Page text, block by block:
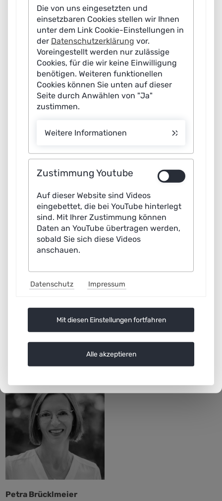
Coordination of WGIT Security, Privacy, Legal and
Ethical Framework
Lennart Schultz
Coordination of WGMobility and Intelligent
Systems
currently on leave
Petra Brücklmeier
Die von uns eingesetzten und
einsetzbaren Cookies stellen wir Ihnen
unter dem Link Cookie-Einstellungen in
der Datenschutzerklärung vor.
Voreingestellt werden nur zulässige
Cookies, für die wir keine Einwilligung
benötigen. Weiteren funktionellen
Cookies können Sie unten auf dieser
Seite durch Anwählen von "Ja"
zustimmen.
Weitere Informationen
Zustimmung Youtube
Auf dieser Website sind Videos
eingebettet, die bei YouTube hinterlegt
sind. Mit Ihrer Zustimmung können
Daten an YouTube übertragen werden,
sobald Sie sich diese Videos
anschauen.
Datenschutz Impressum
Mit diesen Einstellungen fortfahren
Alle akzeptieren